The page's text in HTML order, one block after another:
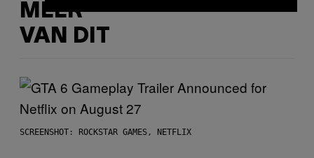
MEER
VAN DIT
SCREENSHOT: ROCKSTAR GAMES, NETFLIX